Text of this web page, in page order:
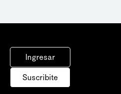
Ingresar
Suscribite